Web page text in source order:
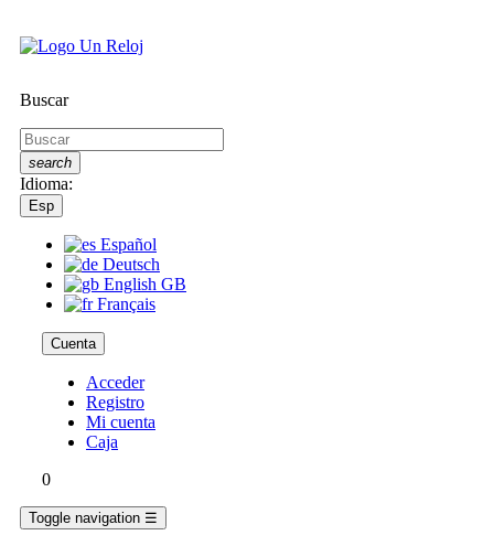
Buscar
search
Idioma:
Esp
Español
Deutsch
English GB
Français
Cuenta
Acceder
Registro
Mi cuenta
Caja
0
Toggle navigation ☰